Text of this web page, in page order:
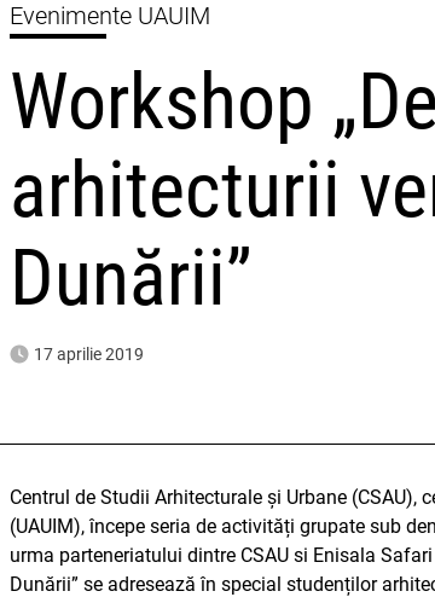
Evenimente UAUIM
Workshop
arhitecturii
Dunării”
17 aprilie 2019
Centrul de Studii Arhitecturale și Urbane (CSAU),
(UAUIM), începe seria de activități grupate sub
urma parteneriatului dintre CSAU si Enisala
Dunării” se adresează în special studenților